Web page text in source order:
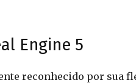
Engine 5
reconhecido por sua